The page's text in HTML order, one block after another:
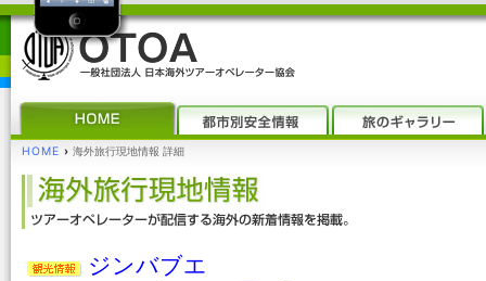
HOME › 海外旅行現地情報 詳細
ジンバブエ